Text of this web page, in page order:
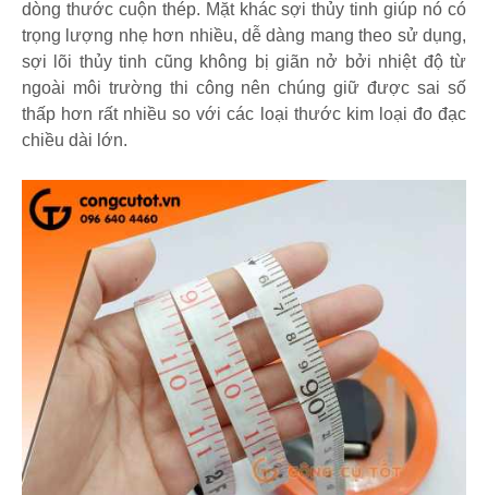
dòng thước cuộn thép. Mặt khác sợi thủy tinh giúp nó có
trọng lượng nhẹ hơn nhiều, dễ dàng mang theo sử dụng,
sợi lõi thủy tinh cũng không bị giãn nở bởi nhiệt độ từ
ngoài môi trường thi công nên chúng giữ được sai số
thấp hơn rất nhiều so với các loại thước kim loại đo đạc
chiều dài lớn.